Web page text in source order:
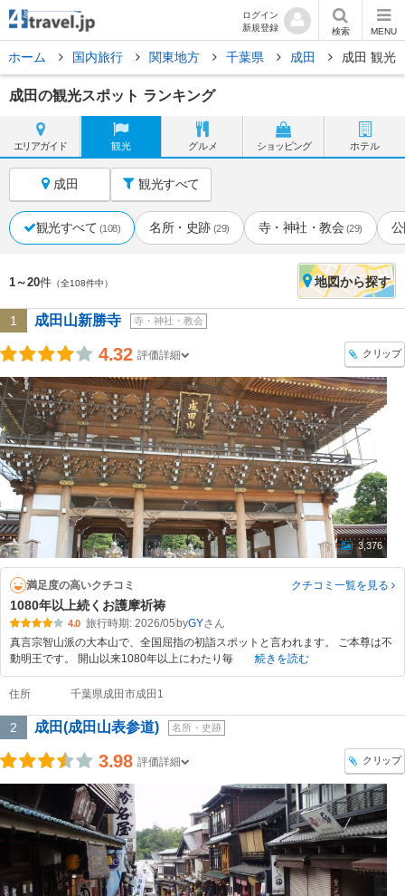
ログイン
新規登録
検索 MENU
ホーム 国内旅行 関東地方 千葉県 成田 成田 観光
成田の観光スポット ランキング
エリアガイド 観光 グルメ ショッピング ホテル
成田 観光すべて
観光すべて (108) 名所・史跡 (29) 寺・神社・教会 (29)
1～20件 （全108件中） 地図から探す
1 成田山新勝寺 寺・神社・教会
4.32 評価詳細 クリップ
3,376
満足度の高いクチコミ クチコミ一覧を見る
1080年以上続くお護摩祈祷
4.0 旅行時期: 2026/05 byGY
真言宗智山派の大本山で、全国屈指の初詣スポットと言われます。 ご本尊は不
動明王です。 開山以来1080年以上にわたり毎
続きを読む
住所 千葉県成田市成田1
2 成田(成田山表参道) 名所・史跡
3.98 評価詳細 クリップ